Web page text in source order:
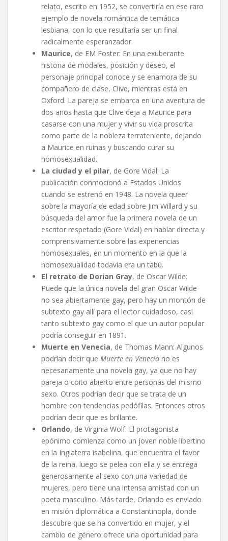
relato, escrito en 1952, se convertiría en ese raro
ejemplo de novela romántica de temática
lesbiana, con lo que resultaría ser un final
radicalmente esperanzador.
Maurice, de EM Foster: En una exuberante
historia de modales, posición y deseo, el
personaje principal conoce y se enamora de su
compañero de clase, Clive, mientras está en
Oxford. La pareja se embarca en una aventura de
dos años hasta que Clive deja a Maurice para
casarse con una mujer y vivir su vida proscrita
como parte de la nobleza terrateniente, dejando
a Maurice en ruinas y buscando curar su
homosexualidad.
La ciudad y el pilar, de Gore Vidal: La
publicación conmocionó a Estados Unidos
cuando se estrenó en 1948. La novela queer
sobre la mayoría de edad sobre Jim Willard y su
búsqueda del amor fue la primera novela de un
escritor respetado (Gore Vidal) en hablar directa y
comprensivamente sobre las experiencias
homosexuales, en un momento en la que la
homosexualidad todavía era un tabú.
El retrato de Dorian Gray, de Oscar Wilde:
Puede que la única novela del gran Oscar Wilde
no sea abiertamente gay, pero hay un montón de
subtexto gay allí para el lector cuidadoso, casi
tanto subtexto gay como el que un autor popular
podría conseguir en 1891.
Muerte en Venecia, de Thomas Mann: Algunos
podrían decir que Muerte en Venecia no es
necesariamente una novela gay, ya que no hay
pareja o coito abierto entre personas del mismo
sexo. Otros podrían decir que se trata de un
hombre con tendencias pedófilas. Entonces otros
podrían decir que es brillante.
Orlando, de Virginia Wolf: El protagonista
epónimo comienza como un joven noble libertino
en la Inglaterra isabelina, que encuentra el favor
de la reina, luego se pelea con ella y se entrega
generosamente al sexo con una variedad de
mujeres, pero tiene una intensa amistad con un
poeta masculino. Más tarde, Orlando es enviado
en misión diplomática a Constantinopla, donde
descubre que se ha convertido en mujer, y el
cambio de género ofrece una oportunidad para